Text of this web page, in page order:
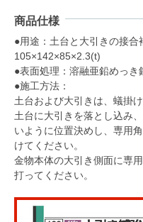
商品仕様
●用途：土台と大引きの接合
105×142×85×2.3(t)
●表面処理：溶融亜鉛めっき
●施工方法：
土台および大引きは、蟻掛
土台に大引きを落とし込み
いように位置決めし、専用
けてください。
金物本体の大引き側面に専
打ってください。